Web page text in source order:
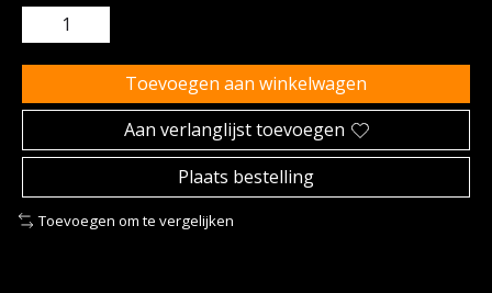
Toevoegen aan winkelwagen
Aan verlanglijst toevoegen
Plaats bestelling
Toevoegen om te vergelijken